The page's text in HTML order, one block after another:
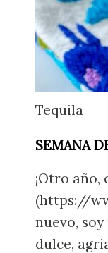
Tequila
SEMANA
¡Otro
(https://
nuevo,
dulce,